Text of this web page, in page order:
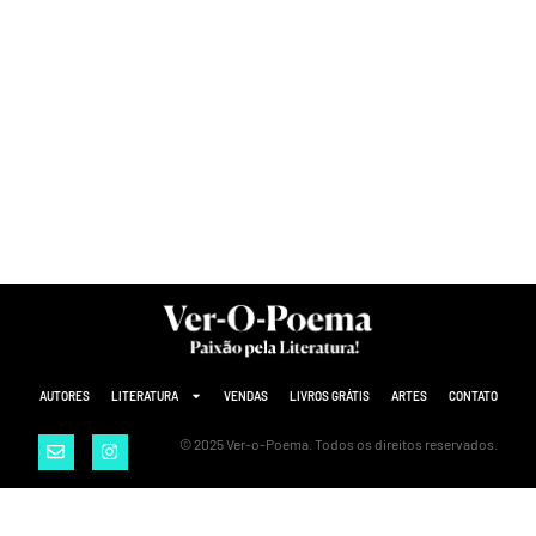
AUTORES LITERATURA VENDAS LIVROS GRÁTIS ARTES CONTATO
© 2025 Ver-o-Poema. Todos os direitos reservados.